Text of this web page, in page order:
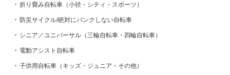
折り畳み自転車（小径・シティ・スポーツ）
防災サイクル/絶対にパンクしない自転車
シニア／ユニバーサル（三輪自転車・四輪自転車）
電動アシスト自転車
子供用自転車（キッズ・ジュニア・その他）